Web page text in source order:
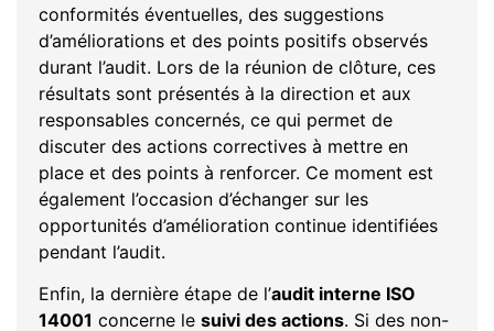
conformités éventuelles, des suggestions
d’améliorations et des points positifs observés
durant l’audit. Lors de la réunion de clôture, ces
résultats sont présentés à la direction et aux
responsables concernés, ce qui permet de
discuter des actions correctives à mettre en
place et des points à renforcer. Ce moment est
également l’occasion d’échanger sur les
opportunités d’amélioration continue identifiées
pendant l’audit.
Enfin, la dernière étape de l’audit interne ISO
14001 concerne le suivi des actions. Si des non-